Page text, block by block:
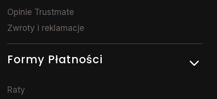
Opinie Trustmate
Zwroty i reklamacje
Formy Płatności
Raty